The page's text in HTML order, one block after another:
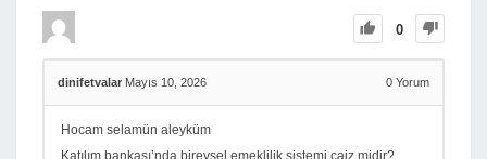
0
dinifetvalar Mayıs 10, 2026 0 Yorum
Hocam selamün aleyküm